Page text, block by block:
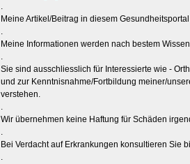
.
Meine Artikel/Beitrag in diesem
.
Meine Informationen werden nach bestem
.
Sie sind ausschliesslich für Interessierte wie -
und zur Kenntnisnahme/Fortbildung meiner/
verstehen.
.
Wir übernehmen keine Haftung für Schäden
.
Bei Verdacht auf Erkrankungen konsultieren Sie
.